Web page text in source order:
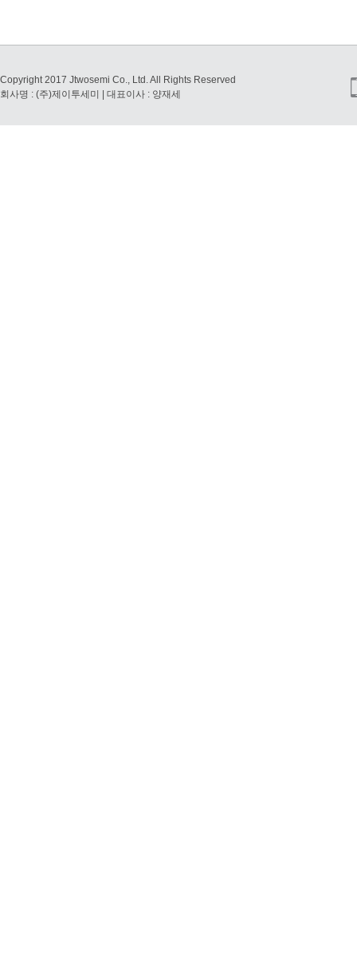
Copyright 2017 Jtwosemi Co., Ltd. All Rights Reserved
회사명 : (주)제이투세미 | 대표이사 : 양재세